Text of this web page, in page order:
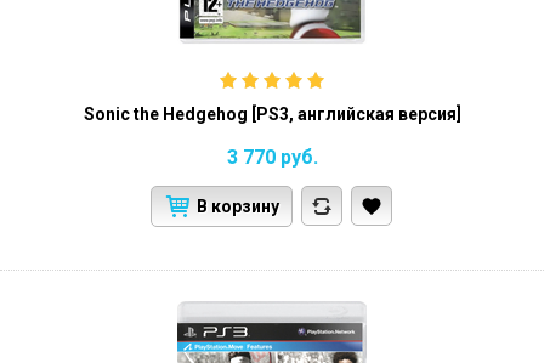
Sonic the Hedgehog [PS3, английская версия]
3 770 руб.
В корзину